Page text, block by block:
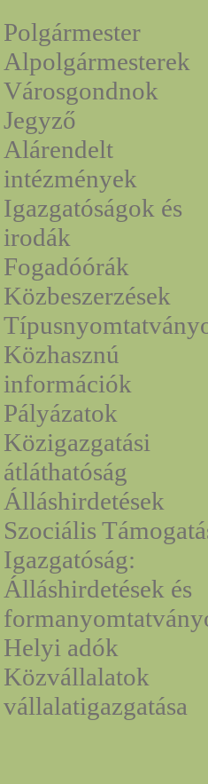
Polgármester
Alpolgármesterek
Városgondnok
Jegyző
Alárendelt
intézmények
Igazgatóságok és
irodák
Fogadóórák
Közbeszerzések
Közhasznú
információk
Pályázatok
Közigazgatási
átláthatóság
Álláshirdetések
Szociális
Igazgatóság:
Álláshirdetések és
Helyi adók
Közvállalatok
vállalatigazgatása